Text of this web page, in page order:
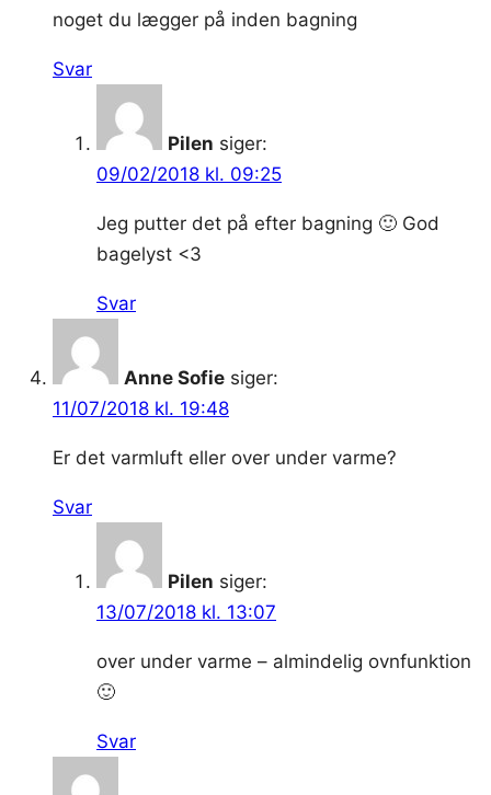
noget du lægger på inden bagning
Svar
Pilen siger:
09/02/2018 kl. 09:25
Jeg putter det på efter bagning 🙂 God
bagelyst <3
Svar
Anne Sofie siger:
11/07/2018 kl. 19:48
Er det varmluft eller over under varme?
Svar
Pilen siger:
13/07/2018 kl. 13:07
over under varme – almindelig ovnfunktion
🙂
Svar